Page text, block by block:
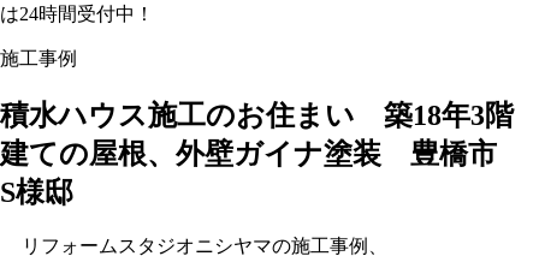
は24時間受付中！
施工事例
積水ハウス施工のお住まい 築18年3階
建ての屋根、外壁ガイナ塗装 豊橋市
S様邸
リフォームスタジオニシヤマの施工事例、